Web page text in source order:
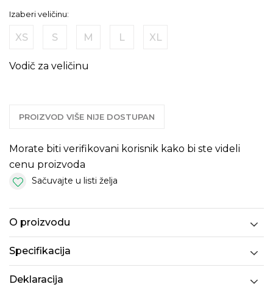
Izaberi veličinu:
XS S M L XL
Vodič za veličinu
PROIZVOD VIŠE NIJE DOSTUPAN
Morate biti verifikovani korisnik kako bi ste videli
cenu proizvoda
Sačuvajte u listi želja
O proizvodu
Specifikacija
Deklaracija